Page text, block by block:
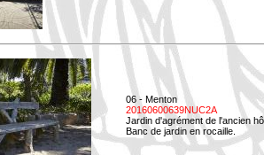
06 - Menton
20160600639NUC2A
Jardin d'agrément de l'ancien
Banc de jardin en rocaille.